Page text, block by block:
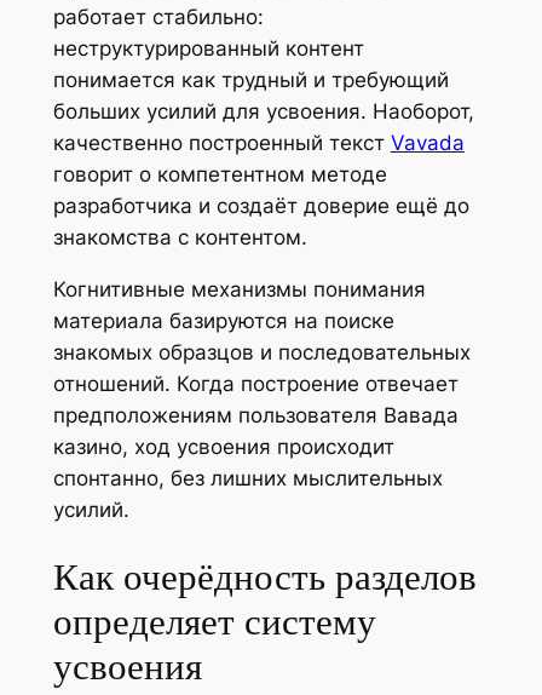
работает стабильно:
неструктурированный контент
понимается как трудный и требующий
больших усилий для усвоения. Наоборот,
качественно построенный текст Vavada
говорит о компетентном методе
разработчика и создаёт доверие ещё до
знакомства с контентом.
Когнитивные механизмы понимания
материала базируются на поиске
знакомых образцов и последовательных
отношений. Когда построение отвечает
предположениям пользователя Вавада
казино, ход усвоения происходит
спонтанно, без лишних мыслительных
усилий.
Как очерёдность разделов
определяет систему
усвоения